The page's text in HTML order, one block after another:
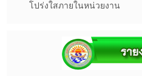
โปร่งใสภายในหน่วยงาน